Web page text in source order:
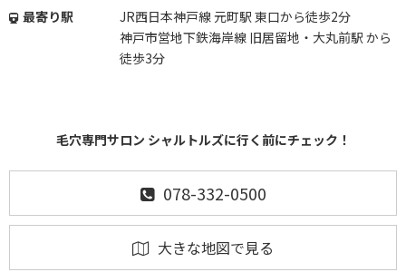
最寄り駅
JR西日本神戸線 元町駅 東口から徒歩2分
神戸市営地下鉄海岸線 旧居留地・大丸前駅 から
徒歩3分
毛穴専門サロン シャルトルズに行く前にチェック！
078-332-0500
大きな地図で見る